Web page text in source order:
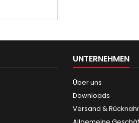
UNTERNEHMEN
Über uns
Downloads
Versand &